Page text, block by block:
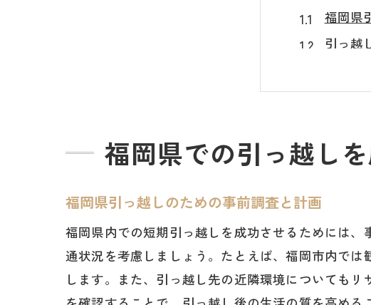
福岡県
引っ越
必要
予算内
忘れが
荷造り
引っ越
引っ越
福岡県での引っ越し
福岡県引っ越しのための事前調査と計画
福岡県内での短期引っ越しを成功させるためには
通状況を考慮しましょう。たとえば、福岡市内で
します。また、引っ越し先の近隣環境についても